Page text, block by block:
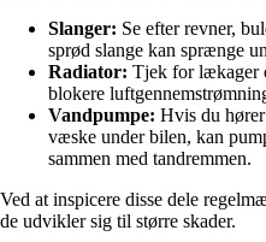
Slanger: Se efter revner,
sprød slange kan sprænge
Radiator: Tjek for lækager
blokere
Vandpumpe: Hvis du
væske under bilen, kan
sammen med tandremmen.
Ved at inspicere disse dele
de udvikler sig til større skader.